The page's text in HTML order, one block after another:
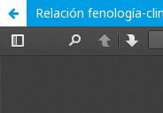
Relación fenología-